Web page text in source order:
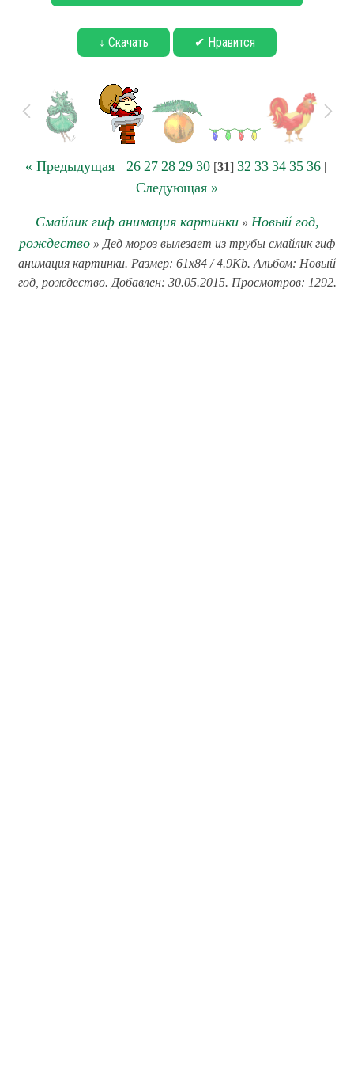
↓ Скачать ✔ Нравится
« Предыдущая| 26 27 28 29 30[31] 32 33 34 35 36|
Следующая »
Смайлик гиф анимация картинки» Новый год,
рождество » Дед мороз вылезает из трубы смайлик гиф
анимация картинки. Размер: 61x84 / 4.9Kb. Альбом: Новый
год, рождество. Добавлен: 30.05.2015. Просмотров: 1292.